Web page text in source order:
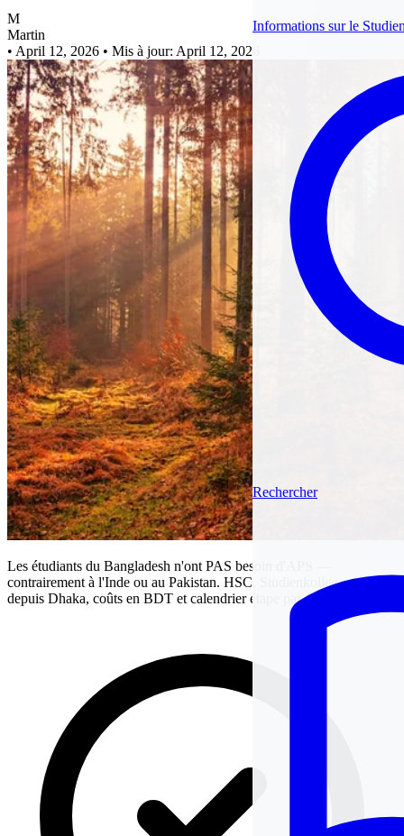
Informations sur le
Rechercher
M
Martin
• April 12, 2026 • Mis à jour: April 12, 2026
Les étudiants du Bangladesh n'ont PAS besoin d'APS —
contrairement à l'Inde ou au Pakistan. HSC, Studienkolleg, visa
depuis Dhaka, coûts en BDT et calendrier étape par étape.